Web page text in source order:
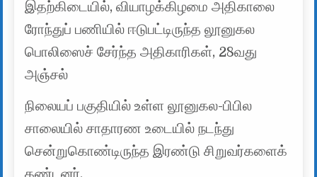
இதற்கிடையில், வியாழக்கிழமை அதிகாலை
ரோந்துப் பணியில் ஈடுபட்டிருந்த லூனுகல
பொலிஸைச் சேர்ந்த அதிகாரிகள், 28வது
அஞ்சல்
நிலையப் பகுதியில் உள்ள லூனுகல-பிபில
சாலையில் சாதாரண உடையில் நடந்து
சென்றுகொண்டிருந்த இரண்டு சிறுவர்களைக்